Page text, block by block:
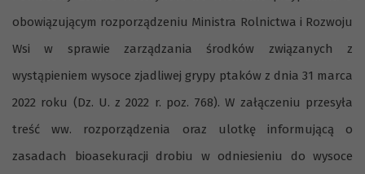
obowiązującym rozporządzeniu Ministra Rolnictwa i Rozwoju
Wsi w sprawie zarządzania środków związanych z
wystąpieniem wysoce zjadliwej grypy ptaków z dnia 31 marca
2022 roku (Dz. U. z 2022 r. poz. 768). W załączeniu przesyła
treść ww. rozporządzenia oraz ulotkę informującą o
zasadach bioasekuracji drobiu w odniesieniu do wysoce